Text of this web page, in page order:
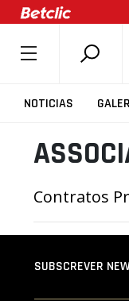
NOTICIASSOBRE
CLUBES
AGENDA
Contratos
SUBSCREVER